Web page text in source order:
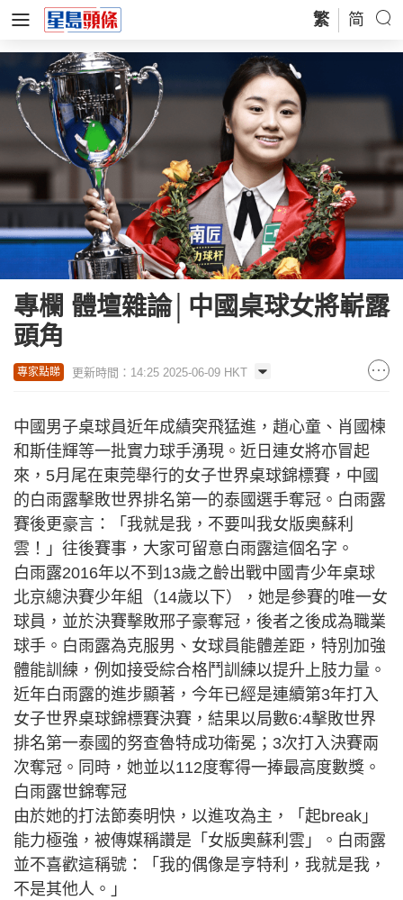
繁 简
專欄 體壇雜論│中國桌球女將嶄露
頭角
專家點睇 更新時間：14:25 2025-06-09 HKT
中國男子桌球員近年成績突飛猛進，趙心童、肖國楝
和斯佳輝等一批實力球手湧現。近日連女將亦冒起
來，5月尾在東莞舉行的女子世界桌球錦標賽，中國
的白雨露擊敗世界排名第一的泰國選手奪冠。白雨露
賽後更豪言：「我就是我，不要叫我女版奧蘇利
雲！」往後賽事，大家可留意白雨露這個名字。
白雨露2016年以不到13歲之齡出戰中國青少年桌球
北京總決賽少年組（14歲以下），她是參賽的唯一女
球員，並於決賽擊敗邢子豪奪冠，後者之後成為職業
球手。白雨露為克服男、女球員能體差距，特別加強
體能訓練，例如接受綜合格鬥訓練以提升上肢力量。
近年白雨露的進步顯著，今年已經是連續第3年打入
女子世界桌球錦標賽決賽，結果以局數6:4擊敗世界
排名第一泰國的努查魯特成功衛冕；3次打入決賽兩
次奪冠。同時，她並以112度奪得一捧最高度數獎。
白雨露世錦奪冠
由於她的打法節奏明快，以進攻為主，「起break」
能力極強，被傳媒稱讚是「女版奧蘇利雲」。白雨露
並不喜歡這稱號：「我的偶像是亨特利，我就是我，
不是其他人。」